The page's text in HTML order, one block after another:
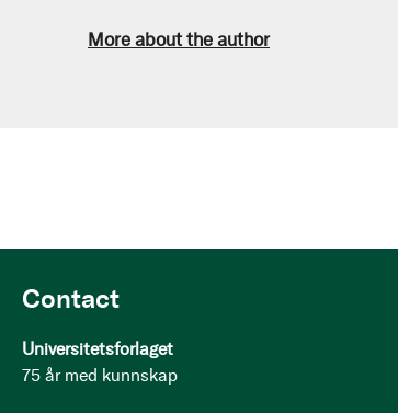
More about the author
Contact
Universitetsforlaget
75 år med kunnskap